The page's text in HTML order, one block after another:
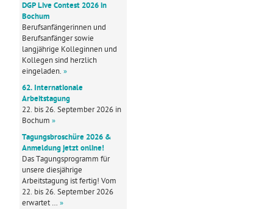
DGP Live Contest 2026 in
Bochum
Berufsanfängerinnen und
Berufsanfänger sowie
langjährige Kolleginnen und
Kollegen sind herzlich
eingeladen. »
62. Internationale
Arbeitstagung
22. bis 26. September 2026 in
Bochum »
Tagungsbroschüre 2026 &
Anmeldung jetzt online!
Das Tagungsprogramm für
unsere diesjährige
Arbeitstagung ist fertig! Vom
22. bis 26. September 2026
erwartet … »